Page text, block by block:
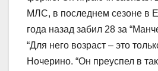
МЛС, в последнем сезоне в
года назад забил 28 за
“Для него возраст – это
Ночерино. “Он преуспел в